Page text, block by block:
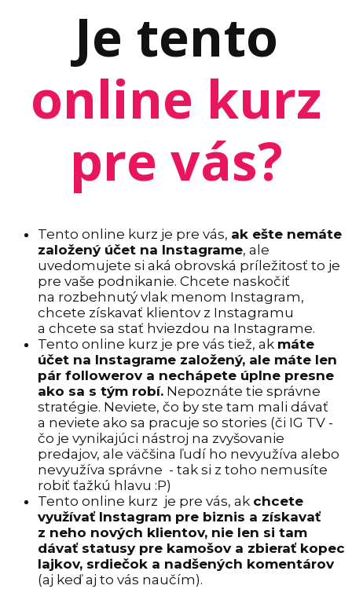
Je tento
online kurz
pre vás?
Tento online kurz je pre vás, ak ešte nemáte
založený účet na Instagrame, ale
uvedomujete si aká obrovská príležitosť to je
pre vaše podnikanie. Chcete naskočiť
na rozbehnutý vlak menom Instagram,
chcete získavať klientov z Instagramu
a chcete sa stať hviezdou na Instagrame.
Tento online kurz je pre vás tiež, ak máte
účet na Instagrame založený, ale máte len
pár followerov a nechápete úplne presne
ako sa s tým robí. Nepoznáte tie správne
stratégie. Neviete, čo by ste tam mali dávať
a neviete ako sa pracuje so stories (či IG TV -
čo je vynikajúci nástroj na zvyšovanie
predajov, ale väčšina ľudí ho nevyužíva alebo
nevyužíva správne - tak si z toho nemusíte
robiť ťažkú hlavu :P)
Tento online kurz je pre vás, ak chcete
využívať Instagram pre biznis a získavať
z neho nových klientov, nie len si tam
dávať statusy pre kamošov a zbierať kopec
lajkov, srdiečok a nadšených komentárov
(aj keď aj to vás naučím).